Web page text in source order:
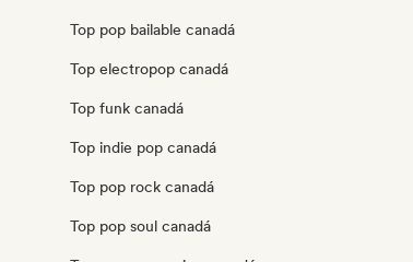
Top pop bailable canadá
Top electropop canadá
Top funk canadá
Top indie pop canadá
Top pop rock canadá
Top pop soul canadá